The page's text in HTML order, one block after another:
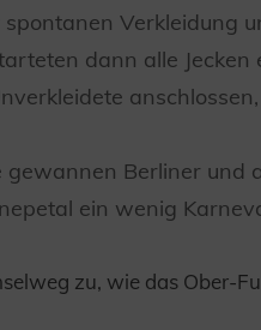
Verkleidung
dann alle Jecken
gewannen Berliner und
ein wenig
zu, wie das Ober-